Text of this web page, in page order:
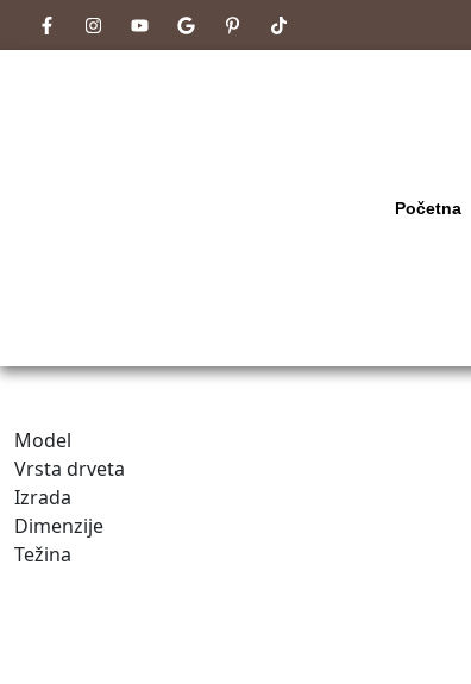
Početna
Model
Vrsta drveta
Izrada
Dimenzije
Težina